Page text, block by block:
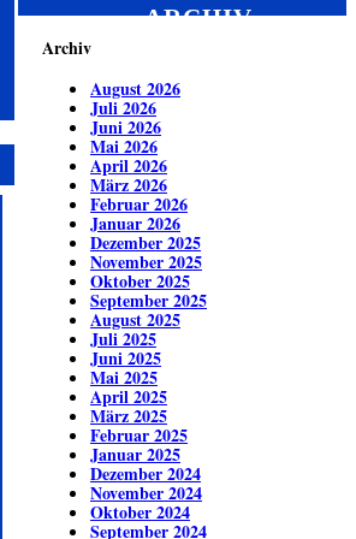
ARCHIV
Archiv
August 2026
Juli 2026
Juni 2026
Mai 2026
April 2026
März 2026
Februar 2026
Januar 2026
Dezember 2025
November 2025
Oktober 2025
September 2025
August 2025
Juli 2025
Juni 2025
Mai 2025
April 2025
März 2025
Februar 2025
Januar 2025
Dezember 2024
November 2024
Oktober 2024
September 2024